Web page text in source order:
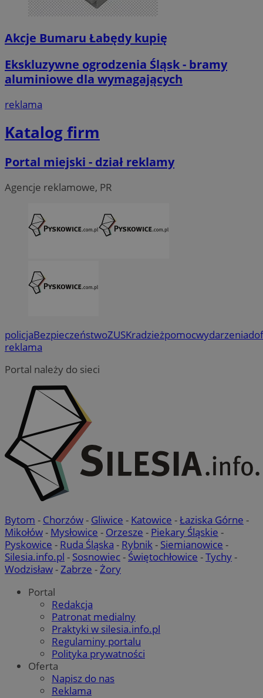
Akcje Bumaru Łabędy kupię
Ekskluzywne ogrodzenia Śląsk - bramy
aluminiowe dla wymagających
reklama
Katalog firm
Portal miejski - dział reklamy
Agencje reklamowe, PR
policjaBezpieczeństwoZUSKradzieżpomocwydarzenia
reklama
Portal należy do sieci
Bytom - Chorzów- Gliwice - Katowice -Łaziska Górne -
Mikołów- Mysłowice - Orzesze - Piekary Śląskie -
Pyskowice - Ruda Śląska - Rybnik- Siemianowice -
Silesia.info.pl - Sosnowiec- Świętochłowice -Tychy-
Wodzisław-Zabrze -Żory
Portal
Redakcja
Patronat medialny
Praktyki w silesia.info.pl
Regulaminy portalu
Polityka prywatności
Oferta
Napisz do nas
Reklama